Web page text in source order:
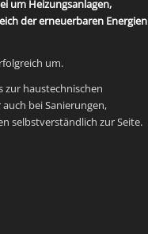
um Heizungsanlagen,
der erneuerbaren Energien
um.
zur haustechnischen
bei Sanierungen,
selbstverständlich zur Seite.